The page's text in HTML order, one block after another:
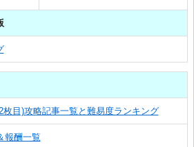
目)攻略記事一覧と難易度ランキング
報酬一覧